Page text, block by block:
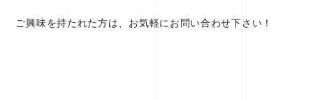
ご興味を持たれた方は、お気軽にお問い合わせ下さい！